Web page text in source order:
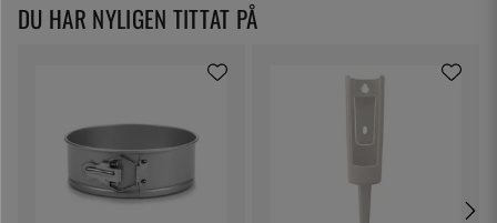
DU HAR NYLIGEN TITTAT PÅ